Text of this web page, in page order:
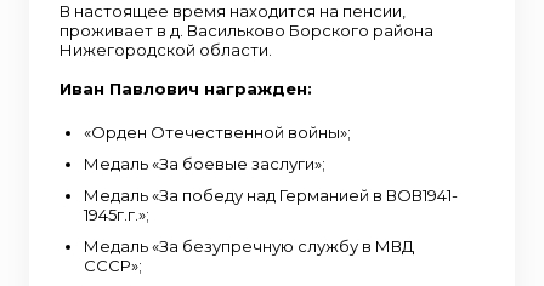
В настоящее время находится на пенсии,
проживает в д. Васильково Борского района
Нижегородской области.
Иван Павлович награжден:
«Орден Отечественной войны»;
Медаль «За боевые заслуги»;
Медаль «За победу над Германией в ВОВ1941-
1945г.г.»;
Медаль «За безупречную службу в МВД
СССР»;